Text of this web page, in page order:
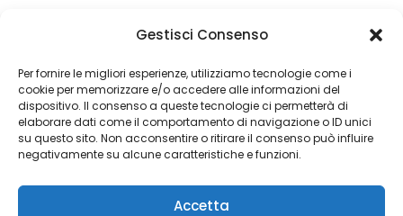
Gestisci Consenso
Per fornire le migliori esperienze, utilizziamo tecnologie come i
cookie per memorizzare e/o accedere alle informazioni del
dispositivo. Il consenso a queste tecnologie ci permetterà di
elaborare dati come il comportamento di navigazione o ID unici
su questo sito. Non acconsentire o ritirare il consenso può influire
negativamente su alcune caratteristiche e funzioni.
Accetta
Copyright 2026 © Coded with ♥ by Massimiliano Vurro